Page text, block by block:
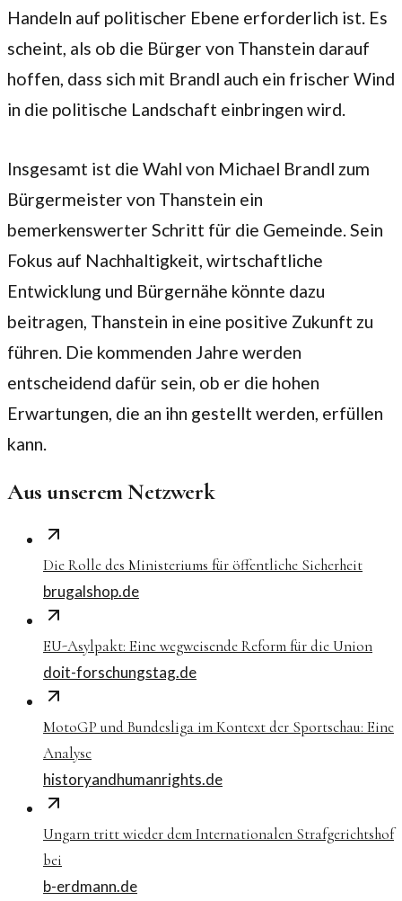
Handeln auf politischer Ebene erforderlich ist. Es
scheint, als ob die Bürger von Thanstein darauf
hoffen, dass sich mit Brandl auch ein frischer Wind
in die politische Landschaft einbringen wird.
Insgesamt ist die Wahl von Michael Brandl zum
Bürgermeister von Thanstein ein
bemerkenswerter Schritt für die Gemeinde. Sein
Fokus auf Nachhaltigkeit, wirtschaftliche
Entwicklung und Bürgernähe könnte dazu
beitragen, Thanstein in eine positive Zukunft zu
führen. Die kommenden Jahre werden
entscheidend dafür sein, ob er die hohen
Erwartungen, die an ihn gestellt werden, erfüllen
kann.
Aus unserem Netzwerk
Die Rolle des Ministeriums für öffentliche Sicherheit
brugalshop.de
EU-Asylpakt: Eine wegweisende Reform für die Union
doit-forschungstag.de
MotoGP und Bundesliga im Kontext der Sportschau: Eine
Analyse
historyandhumanrights.de
Ungarn tritt wieder dem Internationalen Strafgerichtshof
bei
b-erdmann.de